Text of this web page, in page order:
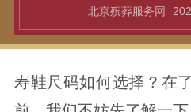
北京殡葬服务网
寿鞋尺码如何选择？在